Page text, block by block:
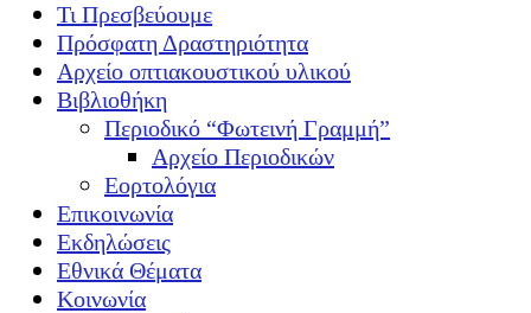
Τι Πρεσβεύουμε
Πρόσφατη Δραστηριότητα
Αρχείο οπτιακουστικού υλικού
Βιβλιοθήκη
Περιοδικό “Φωτεινή Γραμμή”
Αρχείο Περιοδικών
Εορτολόγια
Επικοινωνία
Εκδηλώσεις
Εθνικά Θέματα
Κοινωνία